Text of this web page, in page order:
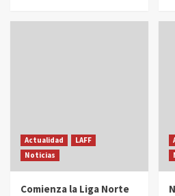
Actualidad
LAFF
Noticias
Comienza la Liga Norte